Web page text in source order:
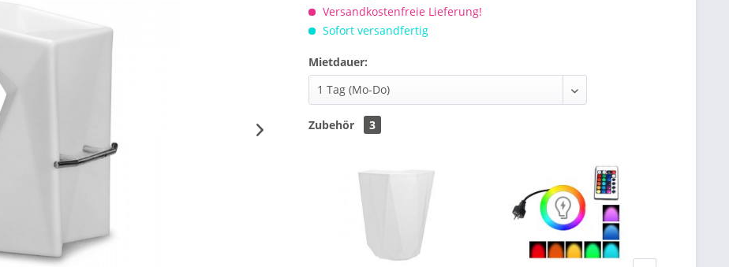
Versandkostenfreie Lieferung!
Sofort versandfertig
Mietdauer:
Zubehör 3